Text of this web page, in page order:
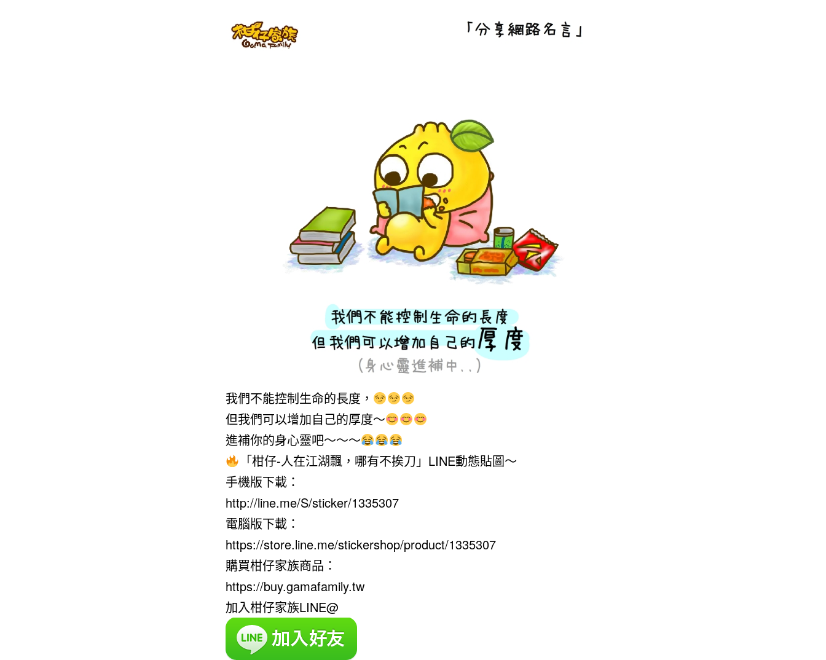
我們不能控制生命的長度，
但我們可以增加自己的厚度～
進補你的身心靈吧～～～
「柑仔-人在江湖飄，哪有不挨刀」LINE動態貼圖～
手機版下載：
http://line.me/S/sticker/1335307
電腦版下載：
https://store.line.me/stickershop/product/1335307
購買柑仔家族商品：
https://buy.gamafamily.tw
加入柑仔家族LINE@